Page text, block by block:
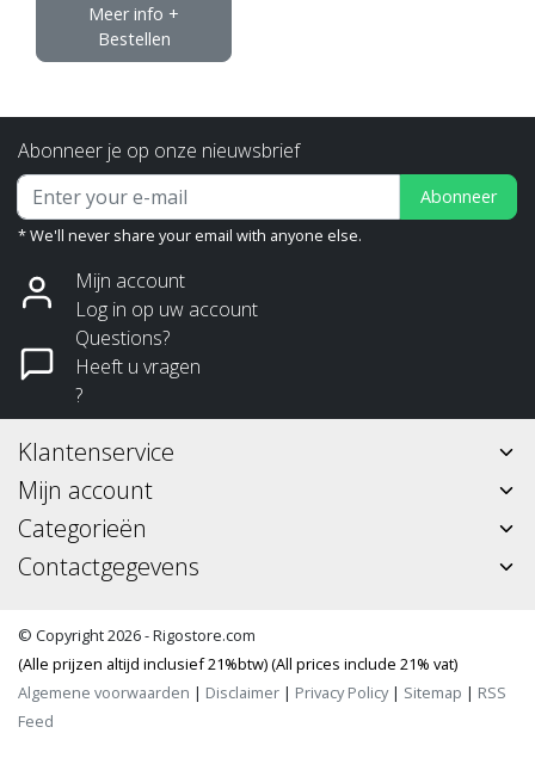
Meer info +
Bestellen
Abonneer je op onze nieuwsbrief
Abonneer
* We'll never share your email with anyone else.
Mijn account
Log in op uw account
Questions?
Heeft u vragen
?
Klantenservice
Mijn account
Categorieën
Contactgegevens
© Copyright 2026 - Rigostore.com
(Alle prijzen altijd inclusief 21%btw) (All prices include 21% vat)
Algemene voorwaarden | Disclaimer | Privacy Policy| Sitemap | RSS
Feed